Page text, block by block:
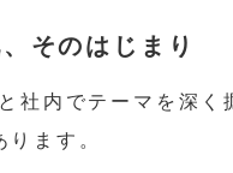
そのはじまり
社内でテーマを深く
ります。